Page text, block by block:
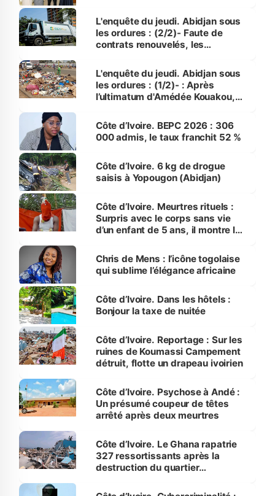
L'enquête du jeudi. Abidjan sous
les ordures : (2/2)- Faute de
contrats renouvelés, les
L'enquête du jeudi. Abidjan sous
les ordures : (1/2)- : Après
l’ultimatum d'Amédée Kouakou,
800 ont été traités
Côte d’Ivoire. BEPC 2026 : 306
000 admis, le taux franchit 52 %
Côte d’Ivoire. 6 kg de drogue
saisis à Yopougon (Abidjan)
Côte d’Ivoire. Meurtres rituels :
Surpris avec le corps sans vie
d’un enfant de 5 ans, il montre les
Chris de Mens : l’icône togolaise
qui sublime l’élégance africaine
Côte d’Ivoire. Dans les hôtels :
Bonjour la taxe de nuitée
Côte d’Ivoire. Reportage : Sur les
ruines de Koumassi Campement
détruit, flotte un drapeau ivoirien
Côte d’Ivoire. Psychose à Andé :
Un présumé coupeur de têtes
arrêté après deux meurtres
Côte d’Ivoire. Le Ghana rapatrie
327 ressortissants après la
destruction du quartier